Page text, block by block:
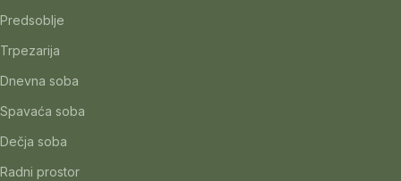
Predsoblje
Trpezarija
Dnevna soba
Spavaća soba
Dečja soba
Radni prostor